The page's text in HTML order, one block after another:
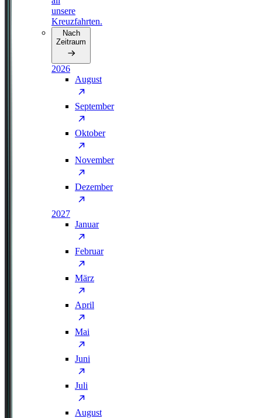
unsere
Kreuzfahrten.
Nach
Zeitraum
2026
August
September
Oktober
November
Dezember
2027
Januar
Februar
März
April
Mai
Juni
Juli
August